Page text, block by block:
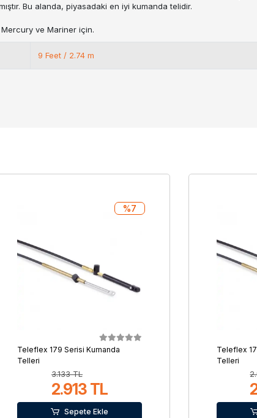
Bu alanda, piyasadaki en iyi kumanda telidir.
Mercury ve Mariner için.
9 Feet / 2.74 m
Teleflex 179 Serisi Kumanda
Telleri
3.133 TL
2.913 TL
%7
Sepete Ekle
Teleflex
Telleri